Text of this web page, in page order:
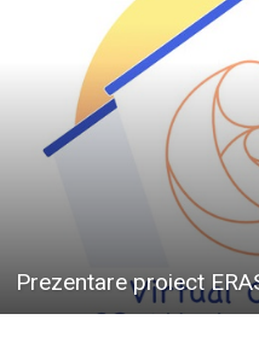
Prezentare proiect